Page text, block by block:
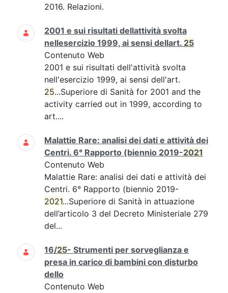
2016. Relazioni.
2001 e sui risultati dellattività svolta
nellesercizio 1999, ai sensi dellart. 25
Contenuto Web
2001 e sui risultati dell'attività svolta
nell'esercizio 1999, ai sensi dell'art.
25...Superiore di Sanità for 2001 and the
activity carried out in 1999, according to
art....
Malattie Rare: analisi dei dati e attività dei
Centri. 6° Rapporto (biennio 2019-2021
Contenuto Web
Malattie Rare: analisi dei dati e attività dei
Centri. 6° Rapporto (biennio 2019-
2021...Superiore di Sanità in attuazione
dell’articolo 3 del Decreto Ministeriale 279
del...
16/25- Strumenti per sorveglianza e
presa in carico di bambini con disturbo
dello
Contenuto Web